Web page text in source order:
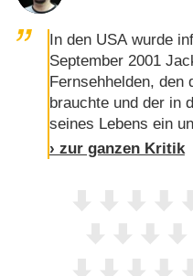
In den USA wurde
September 2001
Fernsehhelden, den
brauchte und der in
seines Lebens ein
Geheimnissen und
› zur ganzen Kritik